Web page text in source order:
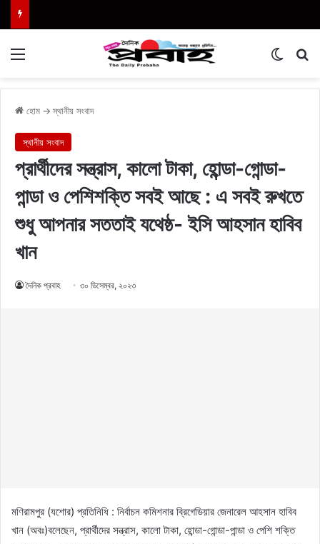
হোম → স্থানীয় সংবাদ
স্থানীয় সংবাদ
প্রার্থীদের সন্ত্রাস, কালো টাকা, হোন্ডা-গোন্ডা-
পান্ডা ও পেশিশক্তি সবই আছে : এ সবই রুখতে
শুধু আপনার সততাই যথেষ্ঠ- ইসি আহসান হাবিব
খান
দৈনিক প্রবাহ ৩০ ডিসেম্বর, ২০২৩
মণিরামপুর (যশোর) প্রতিনিধি : নির্বাচন কমিশনার ব্রিগেডিয়ার জেনারেল আহসান হাবিব
খান (অবঃ)বলেছেন, প্রার্থীদের সন্ত্রাস, কালো টাকা, হোন্ডা-গোন্ডা-পান্ডা ও পেশি শক্তি